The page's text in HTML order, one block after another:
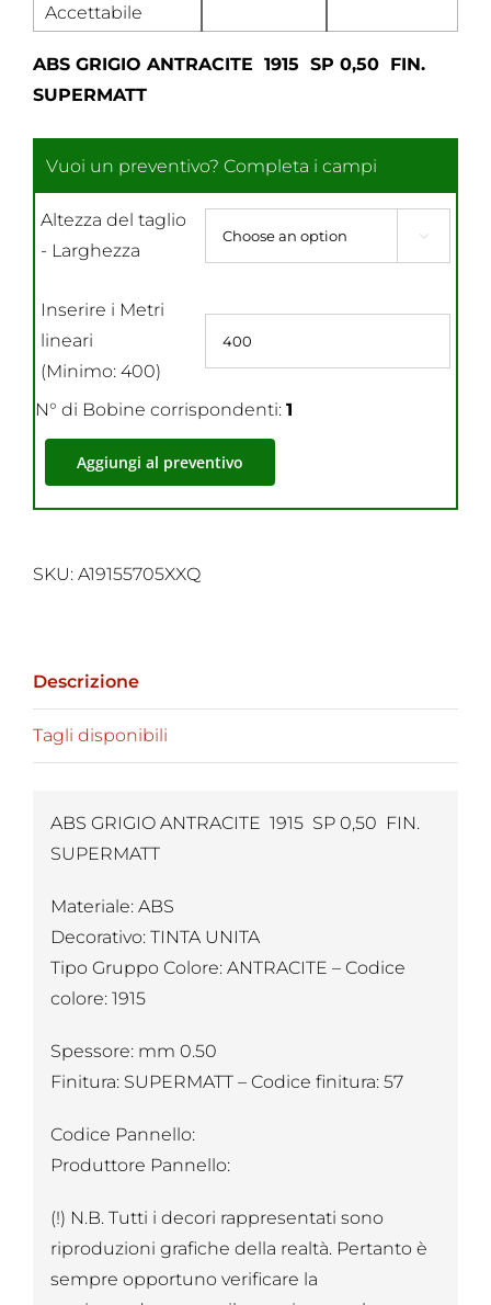
Accettabile
ABS GRIGIO ANTRACITE 1915 SP 0,50 FIN.
SUPERMATT
Altezza del taglio
- Larghezza

Inserire i Metri
lineari
(Minimo: 400)
N° di Bobine corrispondenti: 1
Aggiungi al preventivo
SKU: A19155705XXQ
Descrizione
Tagli disponibili
ABS GRIGIO ANTRACITE 1915 SP 0,50 FIN.
SUPERMATT
Materiale: ABS
Decorativo: TINTA UNITA
Tipo Gruppo Colore: ANTRACITE – Codice
colore: 1915
Spessore: mm 0.50
Finitura: SUPERMATT – Codice finitura: 57
Codice Pannello:
Produttore Pannello:
(!) N.B. Tutti i decori rappresentati sono
riproduzioni grafiche della realtà. Pertanto è
sempre opportuno verificare la